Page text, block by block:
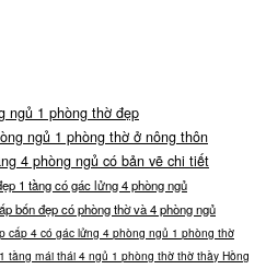
ngủ 1 phòng thờ đẹp
ngủ 1 phòng thờ ở nông thôn
4 phòng ngủ có bản vẽ chi tiết
1 tầng có gác lửng 4 phòng ngủ
bốn đẹp có phòng thờ và 4 phòng ngủ
cấp 4 có gác lửng 4 phòng ngủ 1 phòng thờ
tầng mái thái 4 ngủ 1 phòng thờ thờ thầy Hồng